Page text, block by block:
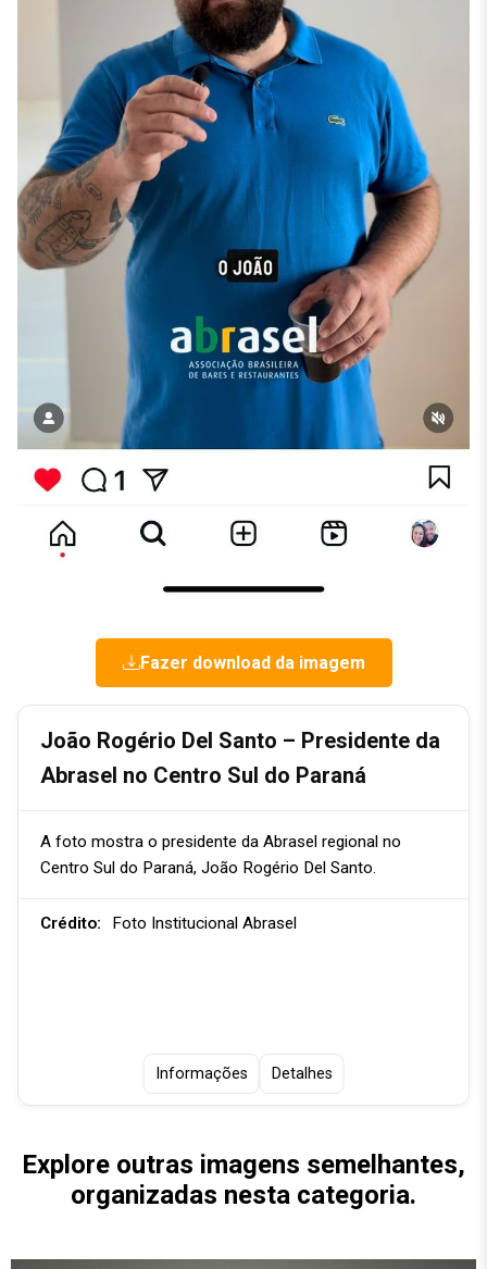
Fazer download da imagem
João Rogério Del Santo – Presidente da
Abrasel no Centro Sul do Paraná
A foto mostra o presidente da Abrasel regional no
Centro Sul do Paraná, João Rogério Del Santo.
Crédito: Foto Institucional Abrasel
Informações Detalhes
Explore outras imagens semelhantes,
organizadas nesta categoria.